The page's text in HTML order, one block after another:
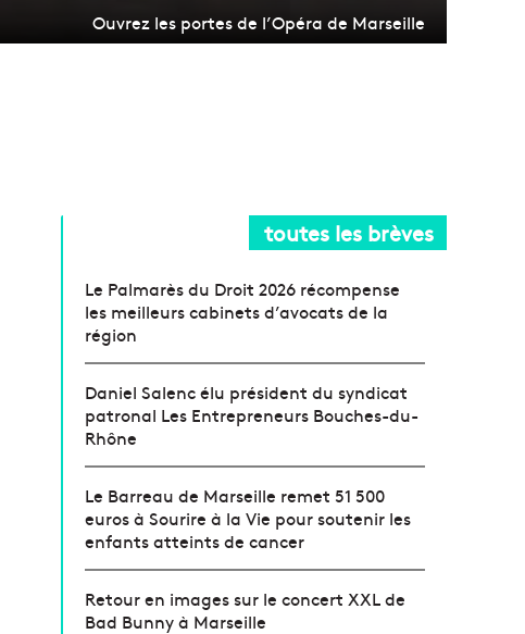
Ouvrez les portes de l’Opéra de Marseille
toutes les brèves
Le Palmarès du Droit 2026 récompense
les meilleurs cabinets d’avocats de la
région
Daniel Salenc élu président du syndicat
patronal Les Entrepreneurs Bouches-du-
Rhône
Le Barreau de Marseille remet 51 500
euros à Sourire à la Vie pour soutenir les
enfants atteints de cancer
Retour en images sur le concert XXL de
Bad Bunny à Marseille